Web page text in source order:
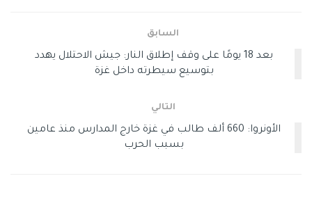
كاتس، حيث يواصل الجيش عملياته على طول الحدود مستهدفًا
التصعيد المستهدف
أما الخيار الثاني فيتمثل في تصعيد عسكري مركز داخل القطاع،
السابق
بعد 18 يومًا على وقف إطلاق النار: جيش الاحتلال يهدد
بتوسيع سيطرته داخل غزة
التالي
الأونروا: 660 ألف طالب في غزة خارج المدارس منذ عامين
بسبب الحرب